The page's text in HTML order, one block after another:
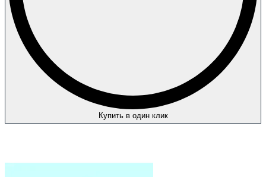
Купить в один клик